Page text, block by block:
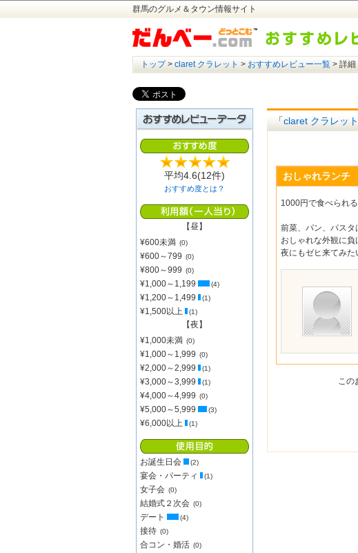
群馬のグルメ＆タウン情報サイト
トップ> claret クラレット > おすすめレビュー一覧 > 詳細
平均4.6(12件)
おすすめ度とは？
【昼】
¥600未満 (0)
¥600～799 (0)
¥800～999 (0)
¥1,000～1,199 (4)
¥1,200～1,499 (1)
¥1,500以上 (1)
【夜】
¥1,000未満 (0)
¥1,000～1,999 (0)
¥2,000～2,999 (1)
¥3,000～3,999 (1)
¥4,000～4,999 (0)
¥5,000～5,999 (3)
¥6,000以上 (1)
お誕生日会 (2)
宴会・パーティ (1)
女子会 (0)
結婚式２次会 (0)
デート (4)
接待 (0)
合コン・婚活 (0)
「claret クラレット
おしゃれランチ
1000円で食べられ
前菜、パン、パスタ
おしゃれな外観に
夜にもゼヒ来てみ
この